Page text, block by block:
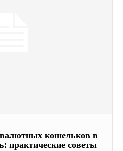
кошельков в
практические советы